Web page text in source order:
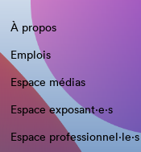
À propos
Emplois
Espace médias
Espace exposant·e⋅s
Espace professionnel·le⋅s